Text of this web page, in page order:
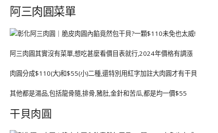
阿三肉圓菜單
阿三肉圓其實沒有菜單,想吃甚麼看價目表就行,2024年價格有調漲
肉圓分成$110(大)和$55(小)二種,還特別用紅字加註大肉圓才有干貝
其他都是湯品,包括龍骨隨,排骨,豬肚,金針和苦瓜,都是均一價$55
干貝肉圓